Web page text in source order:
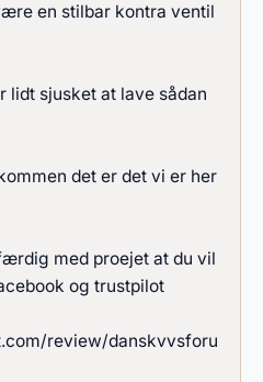
en stilbar kontra ventil
lidt sjusket at lave sådan
det er det vi er her
med proejet at du vil
og trustpilot
review/danskvvsforu